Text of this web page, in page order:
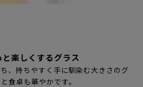
楽しくするグラス
、持ちやすく手に馴染む大きさのグ
食卓も華やかです。